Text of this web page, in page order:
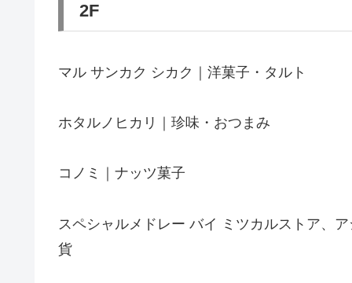
2F
マル サンカク シカク｜洋菓子・タルト
ホタルノヒカリ｜珍味・おつまみ
コノミ｜ナッツ菓子
スペシャルメドレー バイ ミツカルストア、
貨